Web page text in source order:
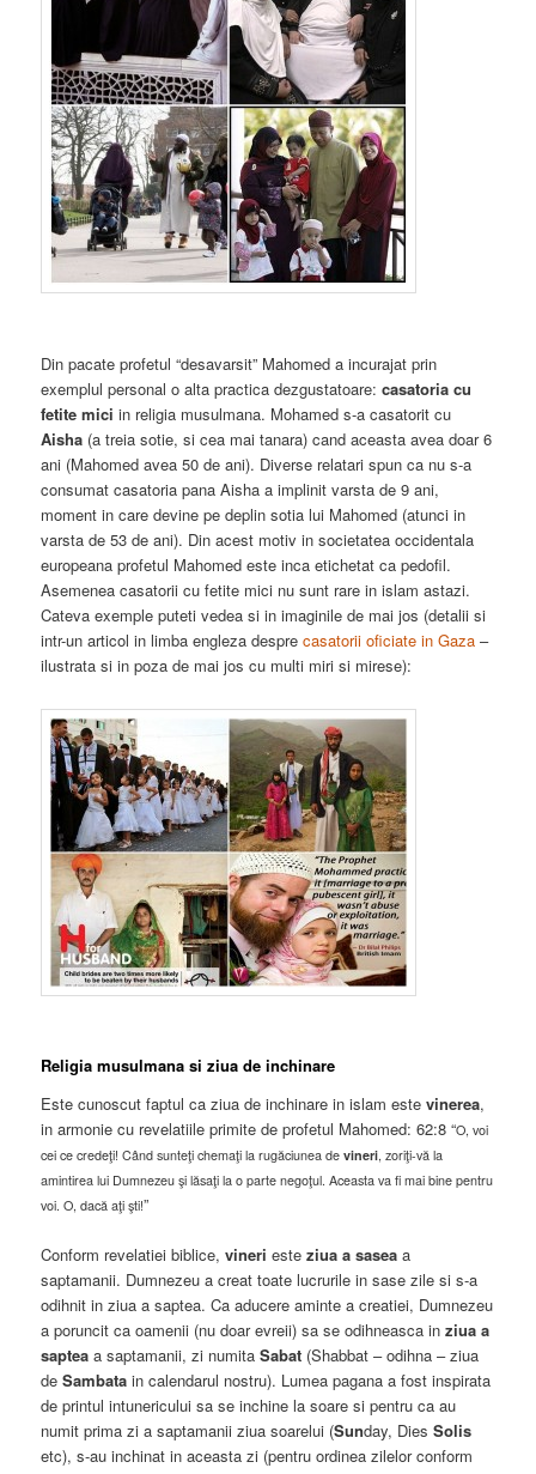
Din pacate profetul “desavarsit” Mahomed a incurajat prin
exemplul personal o alta practica dezgustatoare:casatoria cu
fetite mici in religia musulmana. Mohamed s-a casatorit cu
Aisha (a treia sotie, si cea mai tanara) cand aceasta avea doar 6
ani (Mahomed avea 50 de ani). Diverse relatari spun ca nu s-a
consumat casatoria pana Aisha a implinit varsta de 9 ani,
moment in care devine pe deplin sotia lui Mahomed (atunci in
varsta de 53 de ani). Din acest motiv in societatea occidentala
europeana profetul Mahomed este inca etichetat ca pedofil.
Asemenea casatorii cu fetite mici nu sunt rare in islam astazi.
Cateva exemple puteti vedea si in imaginile de mai jos (detalii si
intr-un articol in limba engleza desprecasatorii oficiate in Gaza –
ilustrata si in poza de mai jos cu multi miri si mirese):
Religia musulmana si ziua de inchinare
Este cunoscut faptul ca ziua de inchinare in islam estevinerea,
in armonie cu revelatiile primite de profetul Mahomed: 62:8 “O, voi
cei ce credeţi! Când sunteţi chemaţi la rugăciunea devineri, zoriţi-vă la
amintirea lui Dumnezeu şi lăsaţi la o parte negoţul. Aceasta va fi mai bine pentru
voi. O, dacă aţi şti!”
Conform revelatiei biblice,vineri esteziua a sasea a
saptamanii. Dumnezeu a creat toate lucrurile in sase zile si s-a
odihnit in ziua a saptea. Ca aducere aminte a creatiei, Dumnezeu
a poruncit ca oamenii (nu doar evreii) sa se odihneasca in ziua a
saptea a saptamanii, zi numitaSabat (Shabbat – odihna – ziua
deSambata in calendarul nostru). Lumea pagana a fost inspirata
de printul intunericului sa se inchine la soare si pentru ca au
numit prima zi a saptamanii ziua soarelui (Sunday, DiesSolis
etc), s-au inchinat in aceasta zi (pentru ordinea zilelor conform